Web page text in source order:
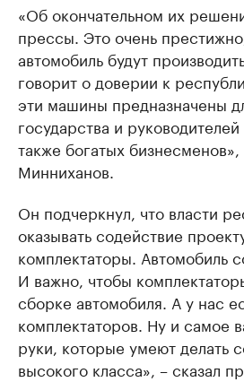
«Об окончательном их
прессы. Это очень
автомобиль будут
говорит о доверии к
эти машины предназначены
государства и
также богатых бизнесменов»,
Минниханов.
Он подчеркнул, что власти
оказывать содействие
комплектаторы. Автомобиль
И важно, чтобы
сборке автомобиля. А у нас
комплектаторов. Ну и самое
руки, которые умеют делать
высокого класса», – сказал